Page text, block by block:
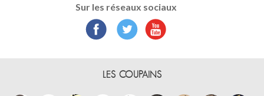
Sur les réseaux sociaux
LES COUPAINS